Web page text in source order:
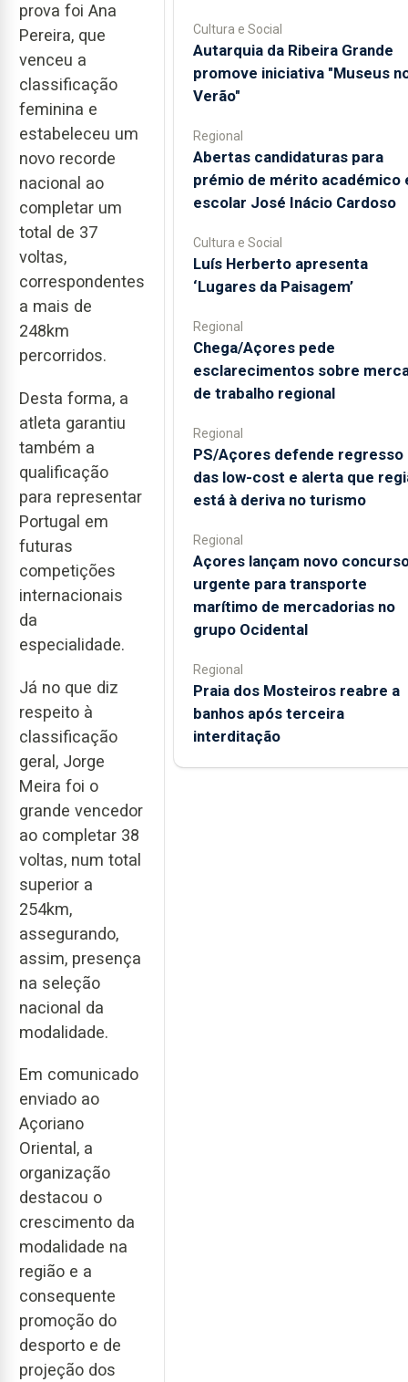
prova foi Ana
Pereira, que
venceu a
classificação
feminina e
estabeleceu um
novo recorde
nacional ao
completar um
total de 37
voltas,
correspondentes
a mais de
248km
percorridos.
Desta forma, a
atleta garantiu
também a
qualificação
para representar
Portugal em
futuras
competições
internacionais
da
especialidade.
Já no que diz
respeito à
classificação
geral, Jorge
Meira foi o
grande vencedor
ao completar 38
voltas, num total
superior a
254km,
assegurando,
assim, presença
na seleção
nacional da
modalidade.
Em comunicado
enviado ao
Açoriano
Oriental, a
organização
destacou o
crescimento da
modalidade na
região e a
consequente
promoção do
desporto e de
projeção dos
Cultura e Social
Autarquia da Ribeira Grande
promove iniciativa "Museus
Verão"
Regional
Abertas candidaturas para
prémio de mérito académico
escolar José Inácio Cardoso
Cultura e Social
Luís Herberto apresenta
‘Lugares da Paisagem’
Regional
Chega/Açores pede
esclarecimentos sobre
de trabalho regional
Regional
PS/Açores defende regresso
das low-cost e alerta que
está à deriva no turismo
Regional
Açores lançam novo
urgente para transporte
marítimo de mercadorias no
grupo Ocidental
Regional
Praia dos Mosteiros reabre a
banhos após terceira
interditação